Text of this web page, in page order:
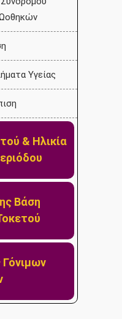
Υγείας
& Ηλικία
Βάση